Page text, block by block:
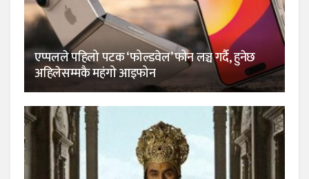
एप्पलले पहिलो पटक ‘फोल्डवेल’ फोन लञ्च गर्दै, हुनेछ
अहिलेसम्मकै महंगो आइफोन